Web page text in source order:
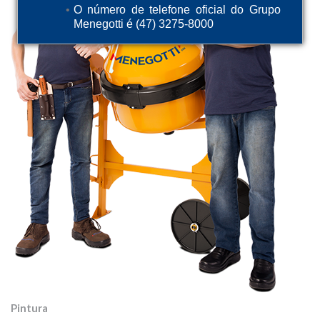
O número de telefone oficial do Grupo
Menegotti é (47) 3275-8000
Pintura